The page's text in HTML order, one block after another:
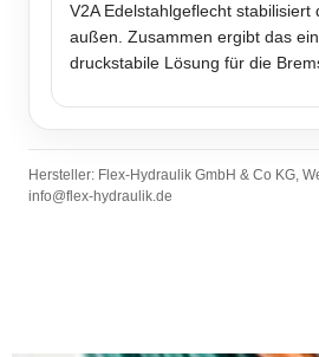
V2A Edelstahlgeflecht stabilisiert
außen. Zusammen ergibt das
druckstabile Lösung für die
Hersteller: Flex-Hydraulik GmbH & Co KG,
info@flex-hydraulik.de